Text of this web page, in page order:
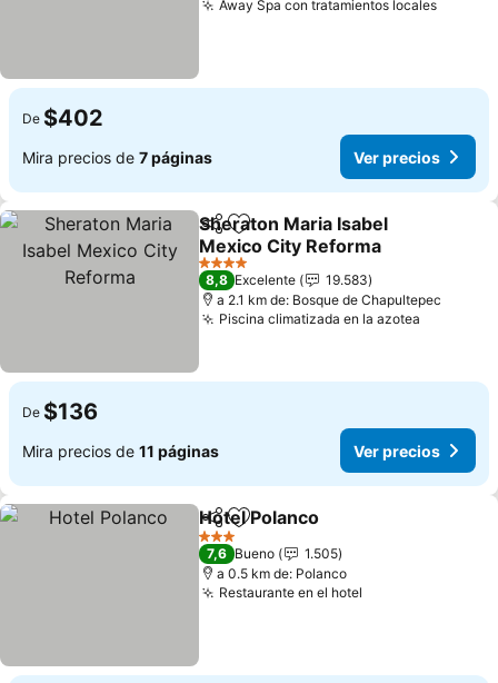
Away Spa con tratamientos locales
De $402
Mira precios de 7 páginas Ver precios
CompartirAgregar a favoritos
Sheraton Maria Isabel
Mexico City Reforma
4 Estrellas
8,8 Excelente
19.583
a 2.1 km de: Bosque de Chapultepec
Piscina climatizada en la azotea
De $136
Mira precios de 11 páginas Ver precios
CompartirAgregar a favoritos
Hotel Polanco
3 Estrellas
7,6 Bueno
1.505
a 0.5 km de: Polanco
Restaurante en el hotel